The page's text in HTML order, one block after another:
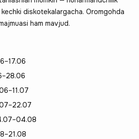
diskotekalargacha. Oromgohda
ham mavjud.